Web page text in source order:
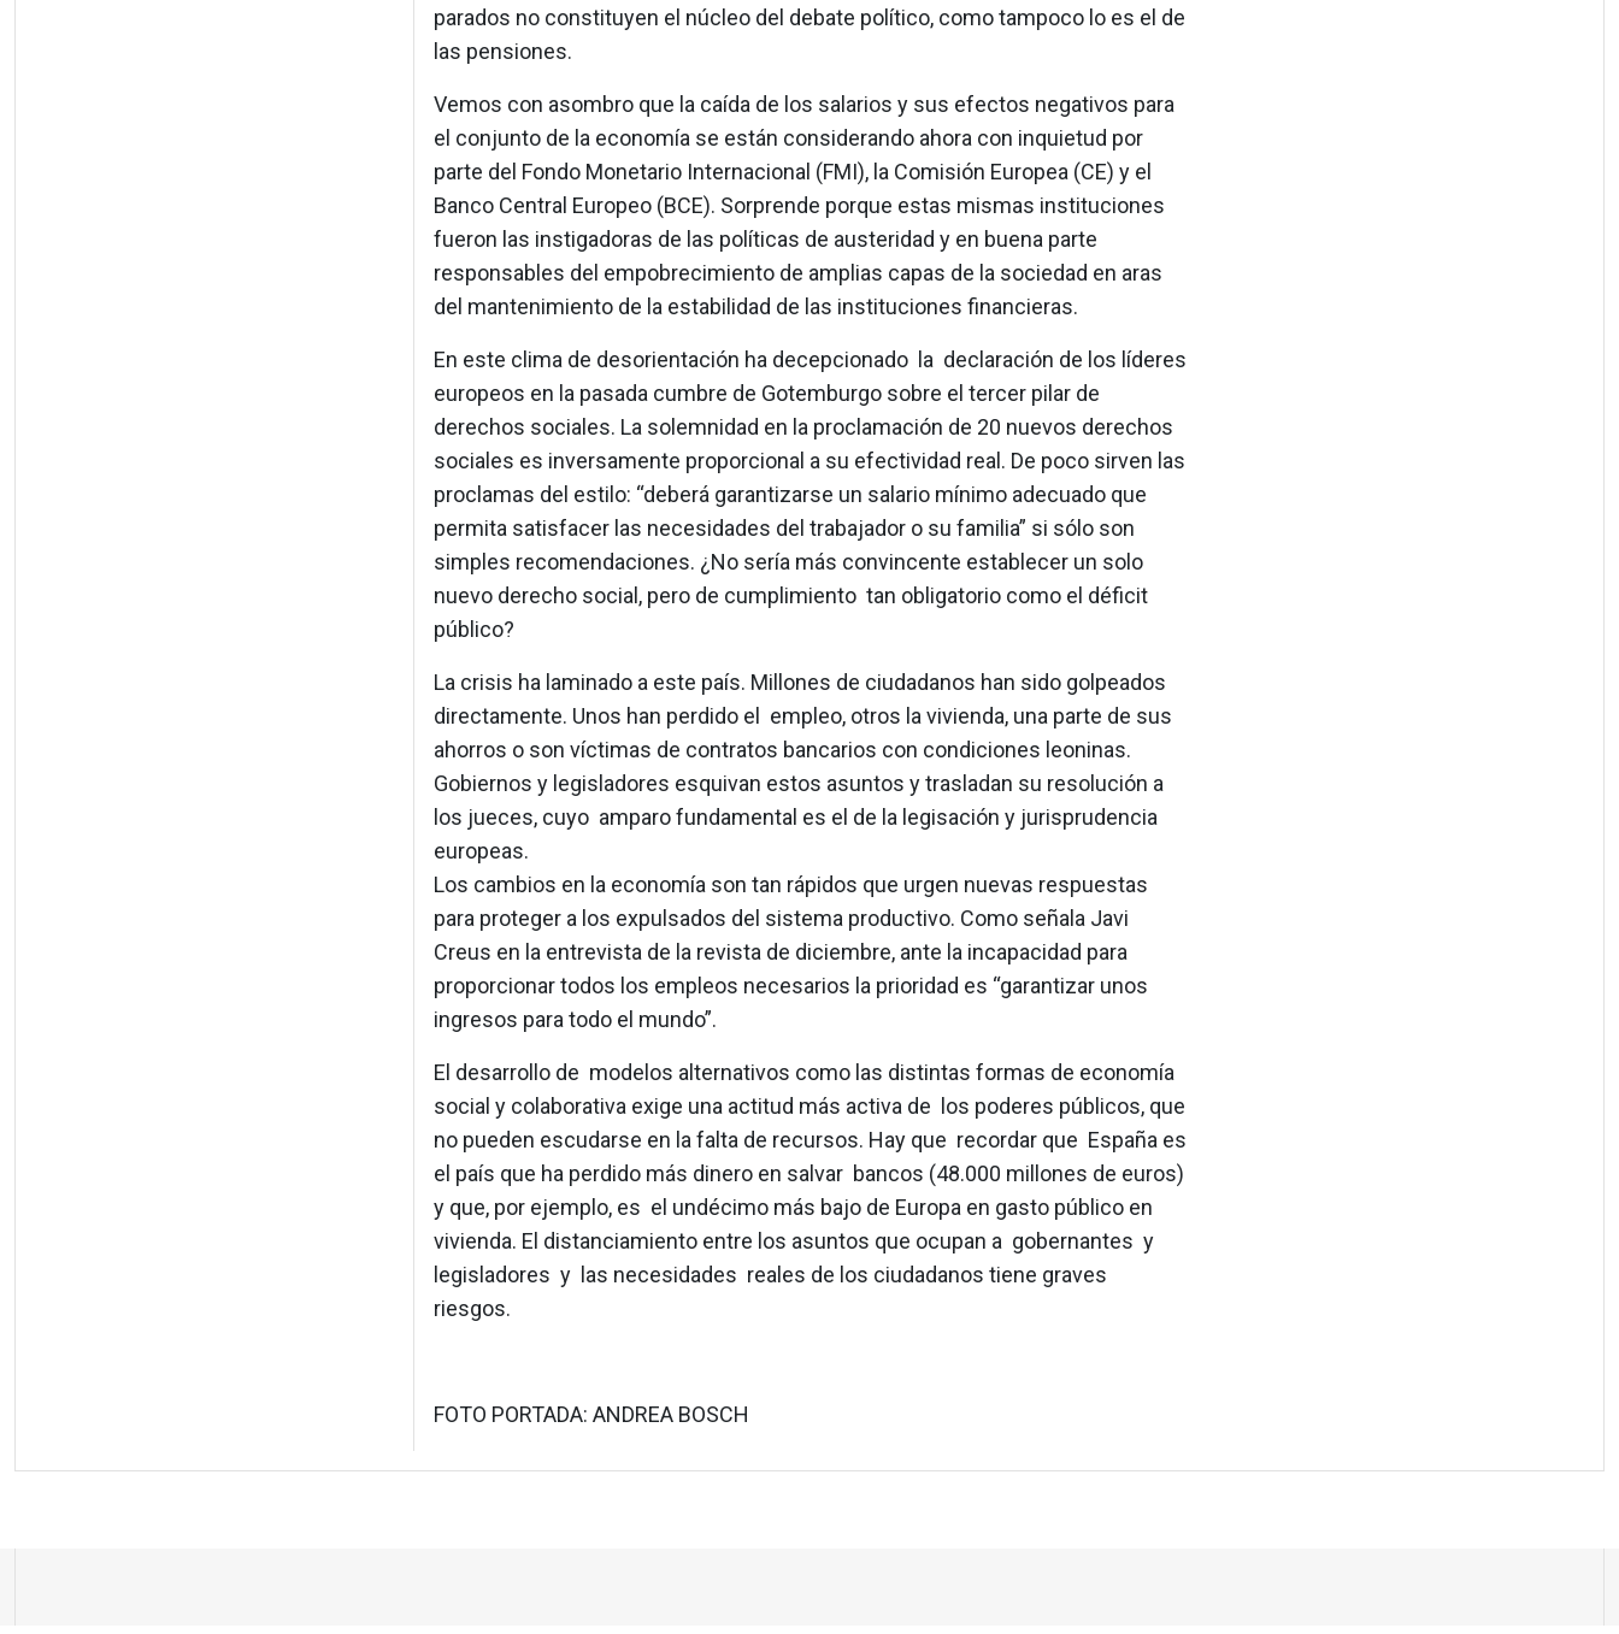
parados no constituyen el núcleo del debate político, como tampoco lo es el de
las pensiones.
Vemos con asombro que la caída de los salarios y sus efectos negativos para
el conjunto de la economía se están considerando ahora con inquietud por
parte del Fondo Monetario Internacional (FMI), la Comisión Europea (CE) y el
Banco Central Europeo (BCE). Sorprende porque estas mismas instituciones
fueron las instigadoras de las políticas de austeridad y en buena parte
responsables del empobrecimiento de amplias capas de la sociedad en aras
del mantenimiento de la estabilidad de las instituciones financieras.
En este clima de desorientación ha decepcionado la declaración de los líderes
europeos en la pasada cumbre de Gotemburgo sobre el tercer pilar de
derechos sociales. La solemnidad en la proclamación de 20 nuevos derechos
sociales es inversamente proporcional a su efectividad real. De poco sirven las
proclamas del estilo: “deberá garantizarse un salario mínimo adecuado que
permita satisfacer las necesidades del trabajador o su familia” si sólo son
simples recomendaciones. ¿No sería más convincente establecer un solo
nuevo derecho social, pero de cumplimiento tan obligatorio como el déficit
público?
La crisis ha laminado a este país. Millones de ciudadanos han sido golpeados
directamente. Unos han perdido el empleo, otros la vivienda, una parte de sus
ahorros o son víctimas de contratos bancarios con condiciones leoninas.
Gobiernos y legisladores esquivan estos asuntos y trasladan su resolución a
los jueces, cuyo amparo fundamental es el de la legisación y jurisprudencia
europeas.
Los cambios en la economía son tan rápidos que urgen nuevas respuestas
para proteger a los expulsados del sistema productivo. Como señala Javi
Creus en la entrevista de la revista de diciembre, ante la incapacidad para
proporcionar todos los empleos necesarios la prioridad es “garantizar unos
ingresos para todo el mundo”.
El desarrollo de modelos alternativos como las distintas formas de economía
social y colaborativa exige una actitud más activa de los poderes públicos, que
no pueden escudarse en la falta de recursos. Hay que recordar que España es
el país que ha perdido más dinero en salvar bancos (48.000 millones de euros)
y que, por ejemplo, es el undécimo más bajo de Europa en gasto público en
vivienda. El distanciamiento entre los asuntos que ocupan a gobernantes y
legisladores y las necesidades reales de los ciudadanos tiene graves
riesgos.
FOTO PORTADA: ANDREA BOSCH